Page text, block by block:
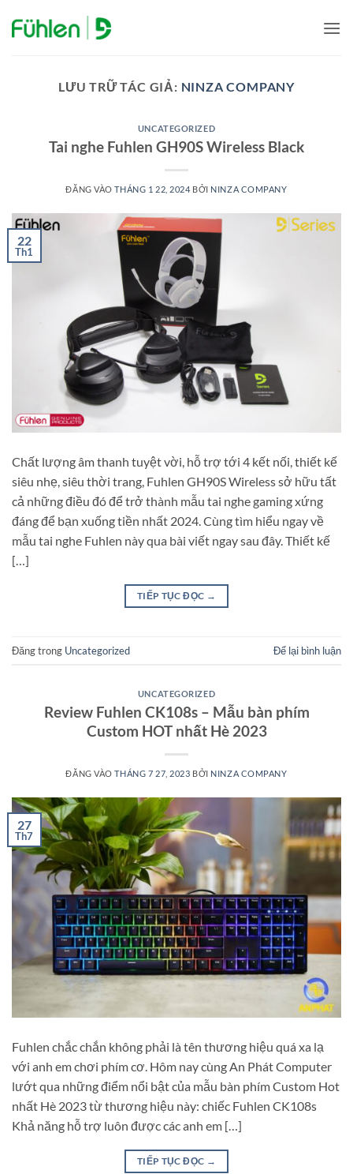
qua
LƯU TRỮ TÁC GIẢ: NINZA COMPANY
UNCATEGORIZED
Tai nghe Fuhlen GH90S Wireless Black
ĐĂNG VÀOTHÁNG 1 22, 2024 BỞI NINZA COMPANY
22
Th1
Chất lượng âm thanh tuyệt vời, hỗ trợ tới 4 kết nối, thiết kế
siêu nhẹ, siêu thời trang, Fuhlen GH90S Wireless sở hữu tất
cả những điều đó để trở thành mẫu tai nghe gaming xứng
đáng để bạn xuống tiền nhất 2024. Cùng tìm hiểu ngay về
mẫu tai nghe Fuhlen này qua bài viết ngay sau đây. Thiết kế
[…]
TIẾP TỤC ĐỌC →
Đăng trong Uncategorized Để lại bình luận
UNCATEGORIZED
Review Fuhlen CK108s – Mẫu bàn phím
Custom HOT nhất Hè 2023
ĐĂNG VÀOTHÁNG 7 27, 2023 BỞI NINZA COMPANY
27
Th7
Fuhlen chắc chắn không phải là tên thương hiệu quá xa lạ
với anh em chơi phím cơ. Hôm nay cùng An Phát Computer
lướt qua những điểm nổi bật của mẫu bàn phím Custom Hot
nhất Hè 2023 từ thương hiệu này: chiếc Fuhlen CK108s
Khả năng hỗ trợ luôn được các anh em […]
TIẾP TỤC ĐỌC →